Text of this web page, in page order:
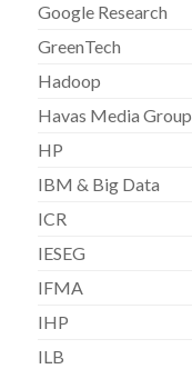
Google Research
GreenTech
Hadoop
Havas Media Group
HP
IBM & Big Data
ICR
IESEG
IFMA
IHP
ILB